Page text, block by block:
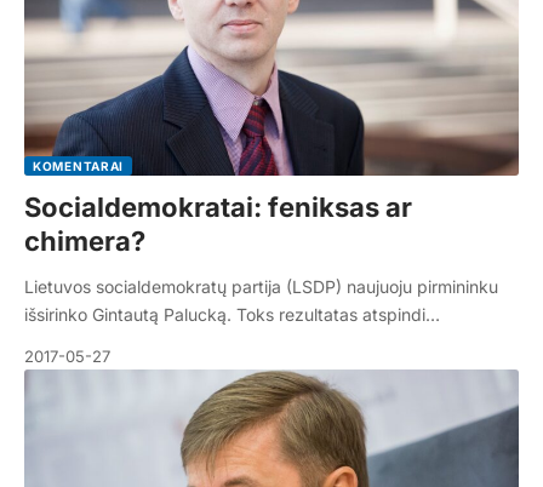
KOMENTARAI
Socialdemokratai: feniksas ar
chimera?
Lietuvos socialdemokratų partija (LSDP) naujuoju pirmininku
išsirinko Gintautą Palucką. Toks rezultatas atspindi…
2017-05-27